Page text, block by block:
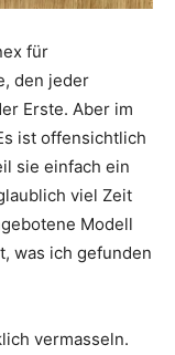
für
den jeder
Erste. Aber im
ist offensichtlich
sie einfach ein
viel Zeit
Modell
was ich gefunden
vermasseln.